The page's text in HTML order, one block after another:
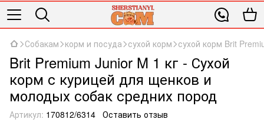
Собакам корм и посуда сухой корм сухой корм Brit
Brit Premium Junior M 1 кг - Сухой
корм с курицей для щенков и
молодых собак средних пород
Артикул: 170812/6314 Оставить отзыв